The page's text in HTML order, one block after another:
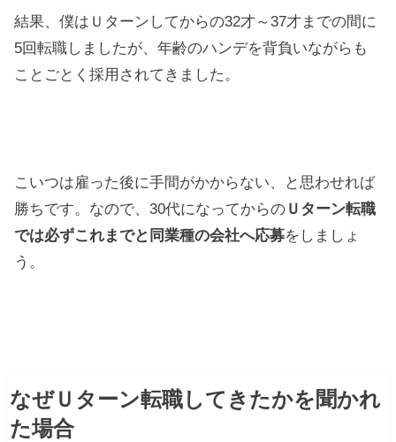
結果、僕はＵターンしてからの32才～37才までの間に
5回転職しましたが、年齢のハンデを背負いながらも
ことごとく採用されてきました。
こいつは雇った後に手間がかからない、と思わせれば
勝ちです。なので、30代になってからの Ｕターン転職
では必ずこれまでと同業種の会社へ応募をしましょ
う。
なぜＵターン転職してきたかを聞かれ
た場合